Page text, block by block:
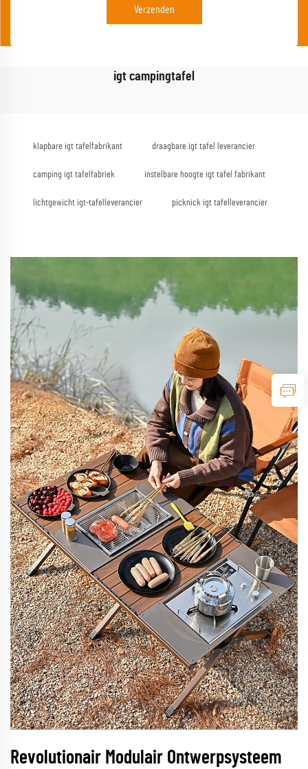
Verzenden
igt campingtafel
klapbare igt tafelfabrikant draagbare igt tafel leverancier
camping igt tafelfabriek instelbare hoogte igt tafel fabrikant
lichtgewicht igt-tafelleverancier picknick igt tafelleverancier
Revolutionair Modulair Ontwerpsysteem